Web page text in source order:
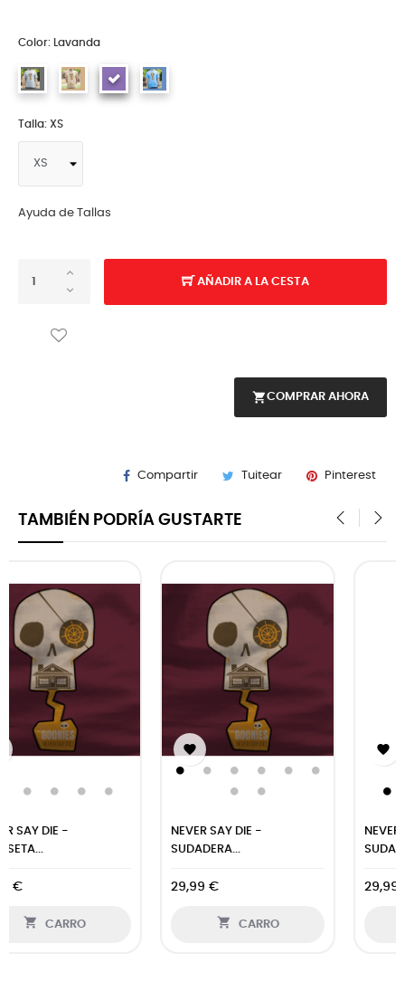
Color: Lavanda
Talla: XS
Ayuda de Tallas
AÑADIR A LA CESTA
shopping_cartCOMPRAR AHORA
Compartir Tuitear Pinterest
TAMBIÉN PODRÍA GUSTARTE

NEVER SAY DIE -
SUDADERA...


NEVER SAY DIE -
SUDADERA...
